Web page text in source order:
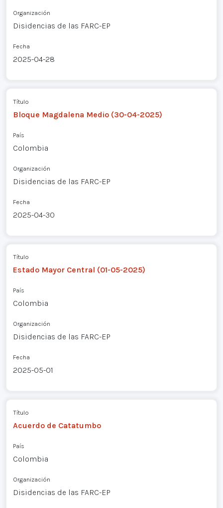
Organización
Disidencias de las FARC-EP
Fecha
2025-04-28
Título
Bloque Magdalena Medio (30-04-2025)
País
Colombia
Organización
Disidencias de las FARC-EP
Fecha
2025-04-30
Título
Estado Mayor Central (01-05-2025)
País
Colombia
Organización
Disidencias de las FARC-EP
Fecha
2025-05-01
Título
Acuerdo de Catatumbo
País
Colombia
Organización
Disidencias de las FARC-EP